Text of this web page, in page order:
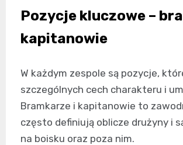
Pozycje kluczowe –
kapitanowie
W każdym zespole są pozycje,
szczególnych cech charakteru i
Bramkarze i kapitanowie to
często definiują oblicze drużyny i
na boisku oraz poza nim.